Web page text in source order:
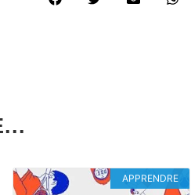
APPRENDRE